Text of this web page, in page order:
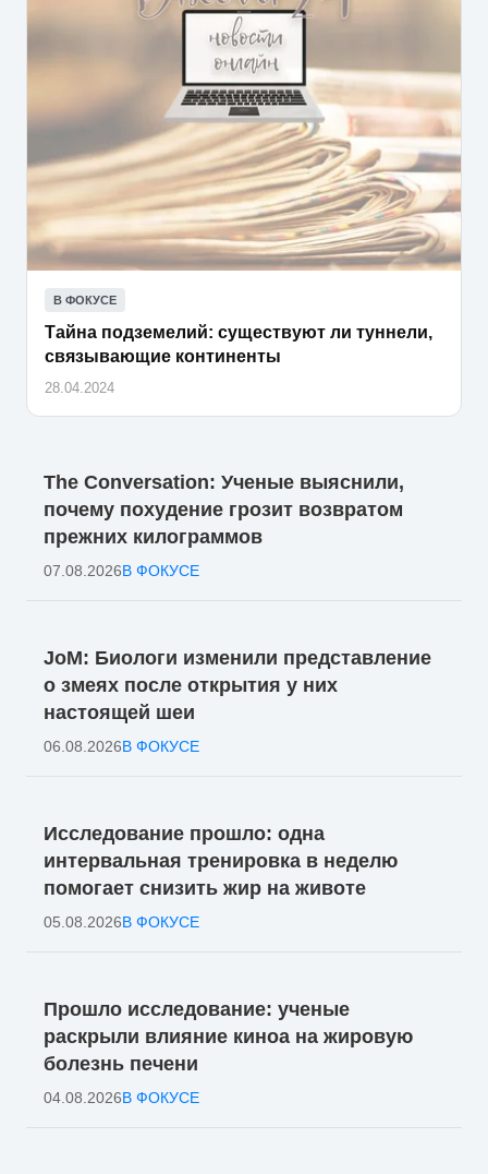
В ФОКУСЕ
Тайна подземелий: существуют ли туннели,
связывающие континенты
28.04.2024
The Conversation: Ученые выяснили,
почему похудение грозит возвратом
прежних килограммов
07.08.2026В ФОКУСЕ
JoM: Биологи изменили представление
о змеях после открытия у них
настоящей шеи
06.08.2026В ФОКУСЕ
Исследование прошло: одна
интервальная тренировка в неделю
помогает снизить жир на животе
05.08.2026В ФОКУСЕ
Прошло исследование: ученые
раскрыли влияние киноа на жировую
болезнь печени
04.08.2026В ФОКУСЕ